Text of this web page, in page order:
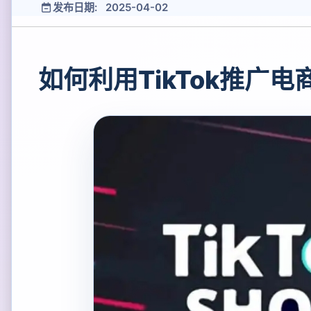
发布日期: 2025-04-02
如何利用TikTok推广电